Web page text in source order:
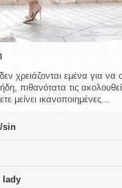
χρειάζονται εμένα για
πιθανότατα τις
μείνει ικανοποιημένες...
sin
lady